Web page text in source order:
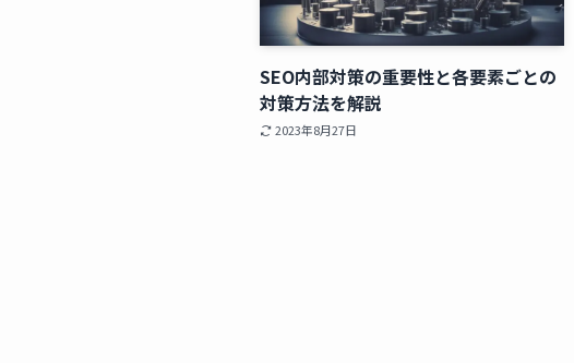
SEO内部対策の重要性と各要素ごとの
対策方法を解説
2023年8月27日